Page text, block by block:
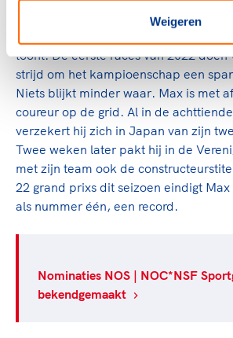
Weigeren
De wereldtitel van Max Verstappen
toont. De eerste races van 2022
strijd om het kampioenschap een
Niets blijkt minder waar. Max is met
coureur op de grid. Al in de
verzekert hij zich in Japan van zijn
Twee weken later pakt hij in de
met zijn team ook de
22 grand prixs dit seizoen eindigt
als nummer één, een record.
Nominaties NOS | NOC*NSF
bekendgemaakt